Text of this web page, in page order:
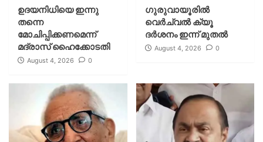
ഉദയനിധിയെ ഇന്നു
തന്നെ
മോചിപ്പിക്കണമെന്ന്
മദ്രാസ് ഹൈക്കോടതി
August 4, 2026 0
ഗുരുവായൂരില്‍
വെര്‍ച്വല്‍ ക്യൂ
ദര്‍ശനം ഇന്ന് മുതല്‍
August 4, 2026 0